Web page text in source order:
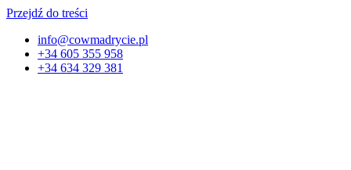
Przejdź do treści
info@cowmadrycie.pl
+34 605 355 958
+34 634 329 381​